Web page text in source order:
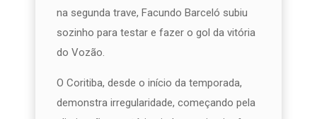
na segunda trave, Facundo Barceló subiu
sozinho para testar e fazer o gol da vitória
do Vozão.
O Coritiba, desde o início da temporada,
demonstra irregularidade, começando pela